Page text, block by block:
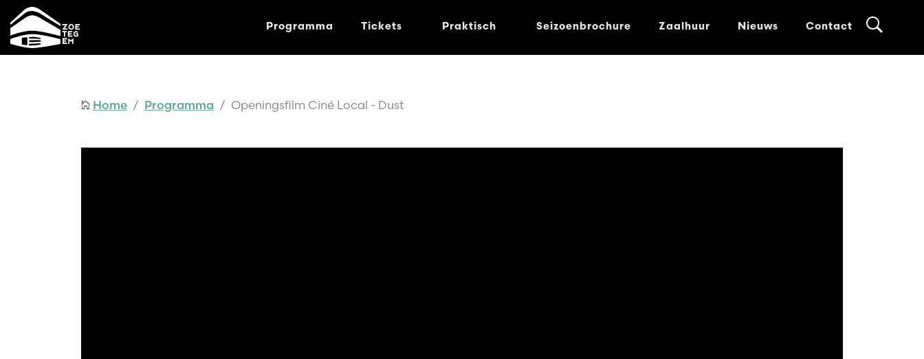
Programma Tickets Praktisch Seizoenbrochure Zaalhuur Nieuws Contact
Home / Programma / Openingsfilm Ciné Local - Dust